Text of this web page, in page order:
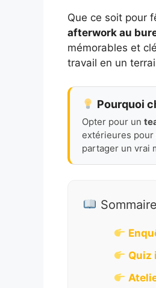
Que ce soit pour
afterwork au
mémorables et
travail en un
Pourquoi
Opter pour un
extérieures pour
partager un vrai
Quiz